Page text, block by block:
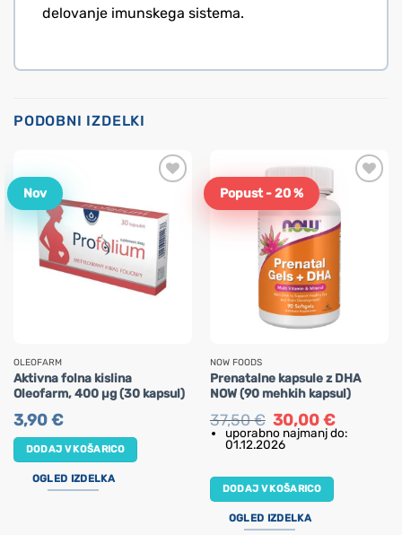
delovanje imunskega sistema.
PODOBNI IZDELKI
Nov
OLEOFARM
Aktivna folna kislina
Oleofarm, 400 µg (30 kapsul)
3,90€
DODAJ V KOŠARICO
OGLED IZDELKA
Popust - 20 %
NOW FOODS
Prenatalne kapsule z DHA
NOW (90 mehkih kapsul)
37,50€ Izvirna
cena
je
bila:
30,00€Trenutna
cena
je:
uporabno najmanj do:
01.12.2026
DODAJ V KOŠARICO
OGLED IZDELKA